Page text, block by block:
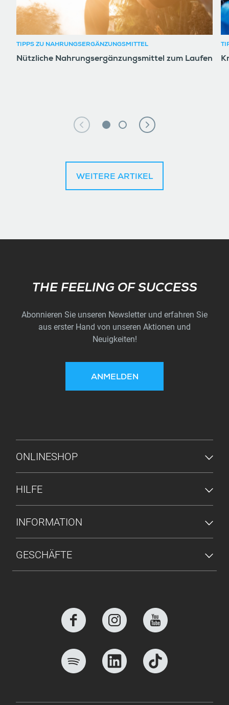
TIPPS ZU NAHRUNGSERGÄNZUNGSMITTEL
Nützliche Nahrungsergänzungsmittel zum Laufen
WEITERE ARTIKEL
Subscribe
THE FEELING OF SUCCESS
Abonnieren Sie unseren Newsletter und erfahren Sie
aus erster Hand von unseren Aktionen und
Neuigkeiten!
ANMELDEN
FUSSZEILENMENÜ
ONLINESHOP
HILFE
INFORMATION
GESCHÄFTE